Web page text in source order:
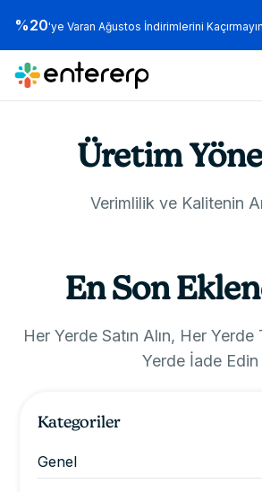
%20'ye Varan Ağustos İndirimlerini
Üretim
Verimlilik ve Kalitenin
En Son
Her Yerde Satın Alın, Her
Yerde İade Edin
Kategoriler
Genel